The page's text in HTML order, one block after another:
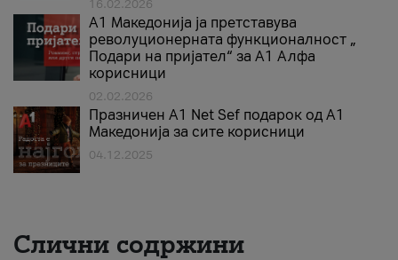
16.02.2026
А1 Македонија ја претставува
револуционерната функционалност „
Подари на пријател“ за А1 Алфа
корисници
02.02.2026
Празничен A1 Net Sеf подарок од А1
Македонија за сите корисници
04.12.2025
Слични содржини